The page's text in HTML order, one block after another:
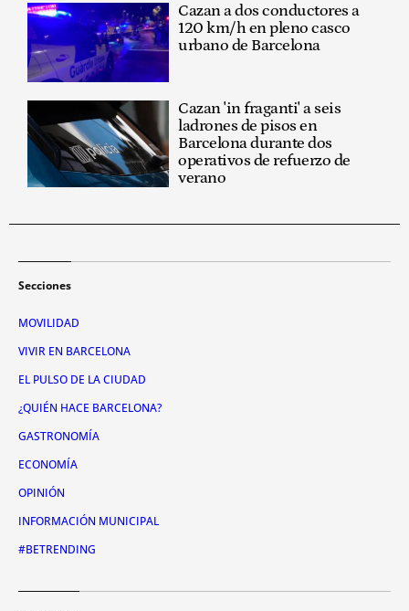
Cazan a dos conductores a
120 km/h en pleno casco
urbano de Barcelona
Cazan 'in fraganti' a seis
ladrones de pisos en
Barcelona durante dos
operativos de refuerzo de
verano
Secciones
MOVILIDAD
VIVIR EN BARCELONA
EL PULSO DE LA CIUDAD
¿QUIÉN HACE BARCELONA?
GASTRONOMÍA
ECONOMÍA
OPINIÓN
INFORMACIÓN MUNICIPAL
#BETRENDING